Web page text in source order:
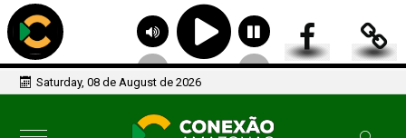
Saturday, 08 de August de 2026